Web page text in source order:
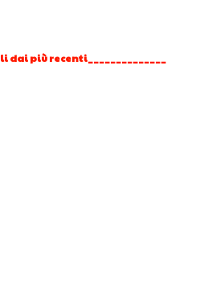
dai più recenti______________